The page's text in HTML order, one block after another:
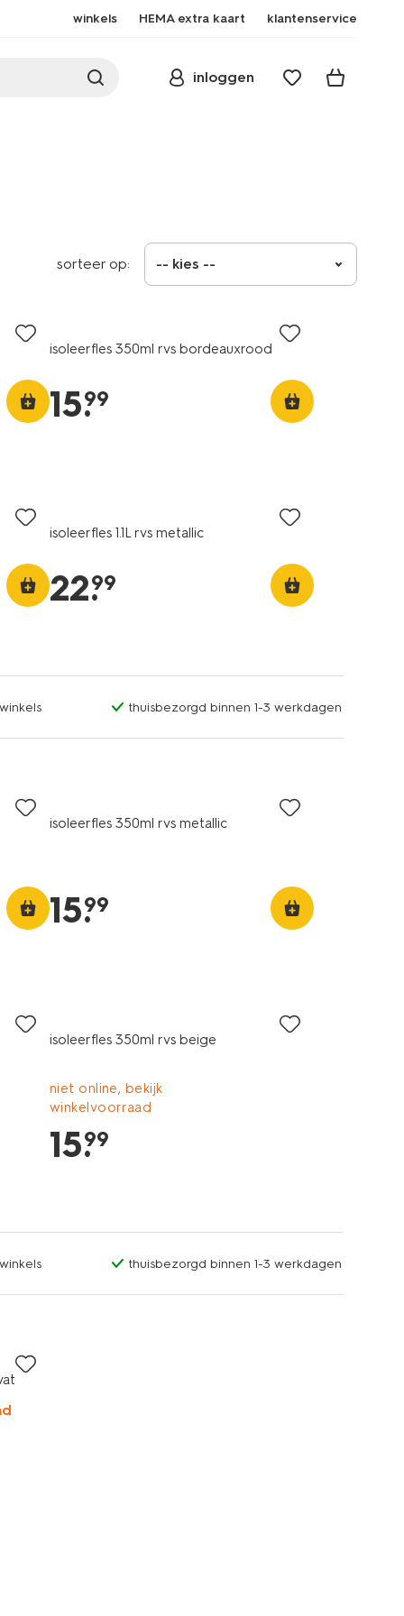
winkels HEMA extra kaart klantenservice
inloggen
sorteer op: -- kies --
isoleerfles 350ml rvs bordeauxrood
15.
99
isoleerfles 1.1L rvs metallic
22.
99
thuisbezorgd binnen 1-3 werkdagen
isoleerfles 350ml rvs metallic
15.
99
isoleerfles 350ml rvs beige
niet online, bekijk
winkelvoorraad
15.
99
thuisbezorgd binnen 1-3 werkdagen